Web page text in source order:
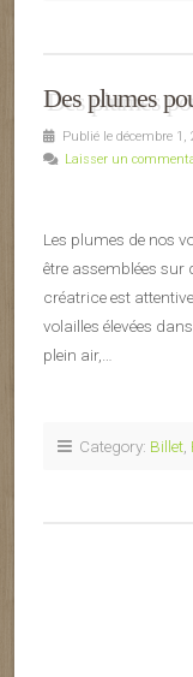
Des plumes
Publié le décembre 1,
Laisser un
Les plumes de nos
être assemblées sur
créatrice est
volailles élevées
plein air,…
Category: Billet